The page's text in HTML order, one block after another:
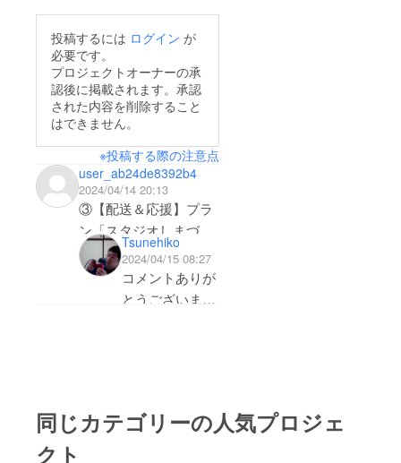
気になる方はぜひぜひ
見ていただけると嬉し
いです！
て、たくさんの支援が
集まっています！引き
続きよろしくお願いし
ます！昨日参加した
jp2024というイン
ディーゲームのイベン
トでも「作ってダン
ジョン」を展示してき
ました。デジタルゲー
ムの開発者の方も興味
を持っていただけたよ
投稿するには ログイン が
必要です。
プロジェクトオーナーの承
認後に掲載されます。承認
された内容を削除すること
はできません。
※投稿する際の注意点
user_ab24de8392b4
2024/04/14 20:13
③【配送＆応援】プラ
ン「スタジオしまづで
開発したボードゲーム
を追加で２つ」とあり
ますが、追加のボード
ます。
Tsunehiko
2024/04/15 08:27
コメントありが
とうございま
ます。
同じカテゴリーの人気プロジェ
クト